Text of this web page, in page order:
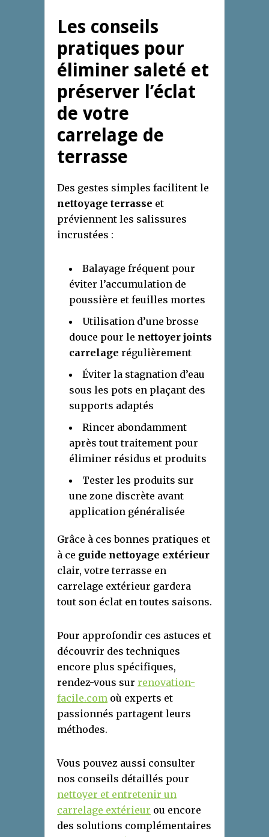
Les conseils
pratiques pour
éliminer saleté et
préserver l’éclat
de votre
carrelage de
terrasse
Des gestes simples facilitent le
nettoyage terrasse et
préviennent les salissures
incrustées :
Balayage fréquent pour
éviter l’accumulation de
poussière et feuilles mortes
Utilisation d’une brosse
douce pour le nettoyer joints
carrelage régulièrement
Éviter la stagnation d’eau
sous les pots en plaçant des
supports adaptés
Rincer abondamment
après tout traitement pour
éliminer résidus et produits
Tester les produits sur
une zone discrète avant
application généralisée
Grâce à ces bonnes pratiques et
à ce guide nettoyage extérieur
clair, votre terrasse en
carrelage extérieur gardera
tout son éclat en toutes saisons.
Pour approfondir ces astuces et
découvrir des techniques
encore plus spécifiques,
rendez-vous sur renovation-
facile.com où experts et
passionnés partagent leurs
méthodes.
Vous pouvez aussi consulter
nos conseils détaillés pour
nettoyer et entretenir un
carrelage extérieur ou encore
des solutions complémentaires